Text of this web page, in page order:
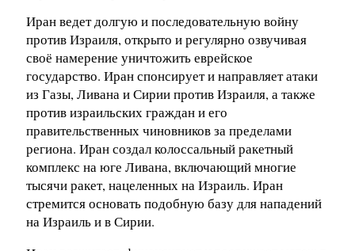
Иран ведет долгую и последовательную войну
против Израиля, открыто и регулярно озвучивая
своё намерение уничтожить еврейское
государство. Иран спонсирует и направляет атаки
из Газы, Ливана и Сирии против Израиля, а также
против израильских граждан и его
правительственных чиновников за пределами
региона. Иран создал колоссальный ракетный
комплекс на юге Ливана, включающий многие
тысячи ракет, нацеленных на Израиль. Иран
стремится основать подобную базу для нападений
на Израиль и в Сирии.